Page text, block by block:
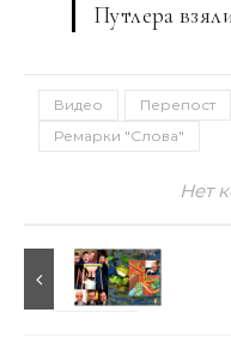
Путлера
Видео Перепост
Ремарки "Слова"
Нет